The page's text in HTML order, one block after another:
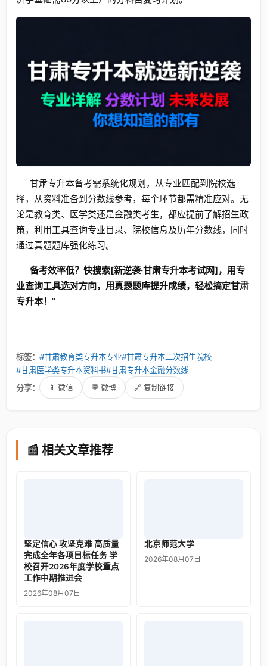
甘肃专升本备考需系统化规划，从专业匹配到院校选
择，从资料准备到分数线参考，每个环节都需精准应对。无
论是教育类、医学类还是金融类考生，都应提前了解招生政
策，利用工具查询专业目录、院校信息及历年分数线，同时
通过真题题库强化练习。
备考效率低？快搜索[新逆袭·甘肃专升本考试网]，用专
业查询工具选对方向，用真题题库提升成绩，轻松搞定甘肃
专升本！ "
标签： #甘肃教育类专升本专业#甘肃专升本二次招生院校
#甘肃医学类专升本资料书#甘肃专升本金融分数线
分享：
📱 微信 💬 微博 🔗 复制链接
📰 相关文章推荐
坚定信心 攻坚克难 高质量
完成全年各项目标任务 学
校召开2026年度学校重点
工作中期推进会
2026年08月07日
北京师范大学
2026年08月07日